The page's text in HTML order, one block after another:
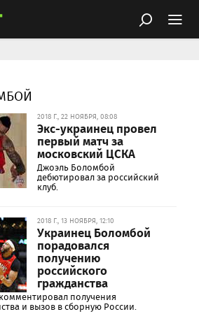
2018 Г., 22 НОЯБРЯ, 08:08
Экс-украинец провел
первый матч за
московский ЦСКА
Джоэль Боломбой
дебютировал за российский
клуб.
2018 Г., 13 НОЯБРЯ, 12:10
Украинец Боломбой
порадовался
получению
российского
гражданства
получения
и вызов в сборную России.